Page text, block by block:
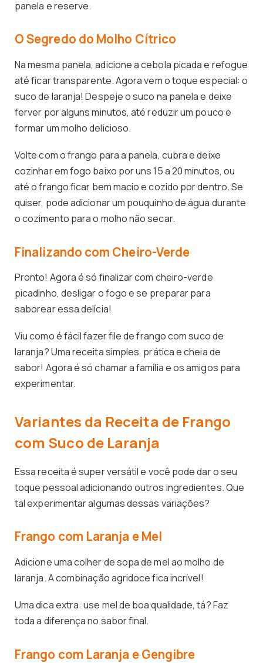
panela e reserve.
O Segredo do Molho Cítrico
Na mesma panela, adicione a cebola picada e refogue
até ficar transparente. Agora vem o toque especial: o
suco de laranja! Despeje o suco na panela e deixe
ferver por alguns minutos, até reduzir um pouco e
formar um molho delicioso.
Volte com o frango para a panela, cubra e deixe
cozinhar em fogo baixo por uns 15 a 20 minutos, ou
até o frango ficar bem macio e cozido por dentro. Se
quiser, pode adicionar um pouquinho de água durante
o cozimento para o molho não secar.
Finalizando com Cheiro-Verde
Pronto! Agora é só finalizar com cheiro-verde
picadinho, desligar o fogo e se preparar para
saborear essa delícia!
Viu como é fácil fazer file de frango com suco de
laranja? Uma receita simples, prática e cheia de
sabor! Agora é só chamar a família e os amigos para
experimentar.
Variantes da Receita de Frango
com Suco de Laranja
Essa receita é super versátil e você pode dar o seu
toque pessoal adicionando outros ingredientes. Que
tal experimentar algumas dessas variações?
Frango com Laranja e Mel
Adicione uma colher de sopa de mel ao molho de
laranja. A combinação agridoce fica incrível!
Uma dica extra: use mel de boa qualidade, tá? Faz
toda a diferença no sabor final.
Frango com Laranja e Gengibre